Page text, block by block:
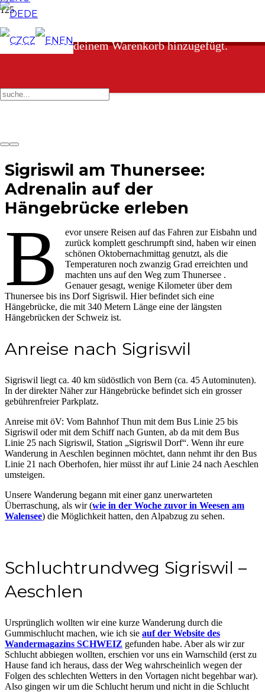
DE
CZ EN
Produkt wurde deinem Warenkorb hinzugefügt.
Sigriswil am Thunersee:
Adrenalin auf der
Hängebrücke erleben
B
evor unsere Reisen auf das Fahren zur Eisbahn und
zurück komplett geschrumpft sind, haben wir einen
schönen Oktobernachmittag genutzt, als die
Temperaturen noch zwanzig Grad erreichten und
machten uns auf den Weg zum Thunersee .
Genauer gesagt, wenige Kilometer über dem
Thunersee bis ins Dorf Sigriswil. Hier befindet sich eine
Hängebrücke, die mit 340 Metern Länge eine der längsten
Hängebrücken der Schweiz ist.
Anreise nach Sigriswil
Sigriswil liegt ca. 40 km südöstlich von Bern (ca. 45 Autominuten).
In der direkter Näher zur Hängebrücke befindet sich ein grosser
gebührenfreier Parkplatz.
Anreise mit öV: Vom Bahnhof Thun mit dem Bus Linie 25 bis
Sigriswil oder mit dem Schiff nach Gunten, ab da mit dem Bus
Linie 25 nach Sigriswil, Station „Sigriswil Dorf“. Wenn ihr eure
Wanderung in Aeschlen beginnen möchtet, dann nehmt ihr den Bus
Linie 21 nach Oberhofen, hier müsst ihr auf Linie 24 nach Aeschlen
umsteigen.
Unsere Wanderung begann mit einer ganz unerwarteten
Überraschung, als wir (wie in der Woche zuvor in Weesen am
Walensee) die Möglichkeit hatten, den Alpabzug zu sehen.
Schluchtrundweg Sigriswil –
Aeschlen
Ursprünglich wollten wir eine kurze Wanderung durch die
Gummischlucht machen, wie ich sie auf der Website des
Wandermagazins SCHWEIZ gefunden habe. Aber als wir zur
Schlucht abbiegen wollten, erschien vor uns ein Warnschild (erst zu
Hause fand ich heraus, dass der Weg wahrscheinlich wegen der
Folgen des schlechten Wetters in den Vortagen nicht begehbar war).
Also gingen wir um die Schlucht herum und nicht in die Schlucht